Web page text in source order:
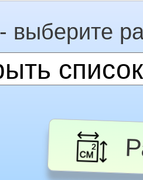
- выберите